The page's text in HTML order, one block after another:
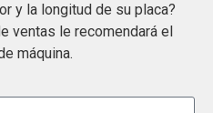
y la longitud de su placa?
ventas le recomendará el
máquina.